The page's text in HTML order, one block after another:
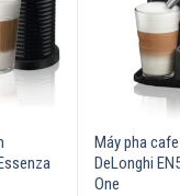
phút không sử dụng
Máy pha
DeLonghi
One